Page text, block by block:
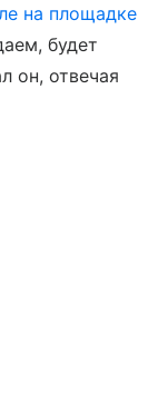
на площадке
будет
он, отвечая